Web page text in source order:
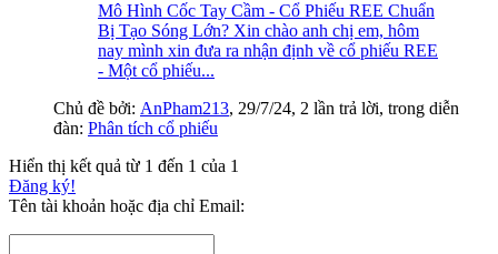
Mô Hình Cốc Tay Cầm - Cổ Phiếu REE Chuẩn
Bị Tạo Sóng Lớn? Xin chào anh chị em, hôm
nay mình xin đưa ra nhận định về cổ phiếu REE
- Một cổ phiếu...
Chủ đề bởi: AnPham213, 29/7/24, 2 lần trả lời, trong diễn
đàn: Phân tích cổ phiếu
Hiển thị kết quả từ 1 đến 1 của 1
Đăng ký!
Tên tài khoản hoặc địa chỉ Email: